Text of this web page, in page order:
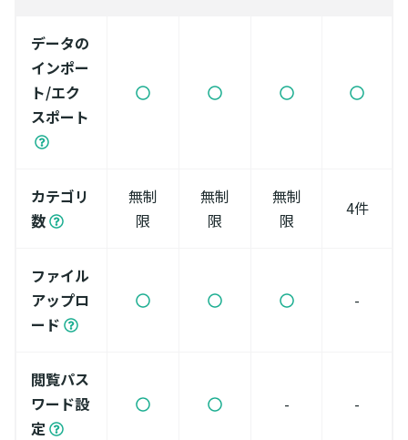
データの
インポー
ト/エク
スポート
カテゴリ
数
無制
限
無制
限
無制
限
4件
ファイル
アップロ
ード
-
閲覧パス
ワード設
定
- -